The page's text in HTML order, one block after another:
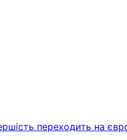
переходить на